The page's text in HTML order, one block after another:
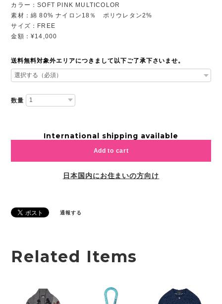
カラー：SOFT PINK MULTICOLOR
素材：綿 80% ナイロン18％ ポリウレタン2%
サイズ：FREE
金額：¥14,000
送料無料対象外エリアにつきまして以下ご了承下さいませ。
数量
International shipping available
Add to cart
日本国内にお住まいの方向け
通報する
Related Items